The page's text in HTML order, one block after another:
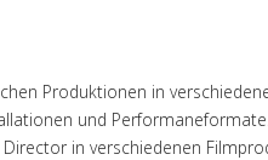
Produktionen in
und
in verschiedenen